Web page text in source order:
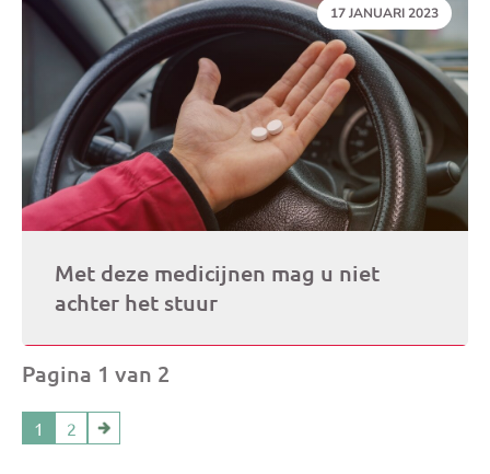
DATUM:
17 JANUARI 2023
Met deze medicijnen mag u niet
achter het stuur
Pagina 1 van 2
1 2